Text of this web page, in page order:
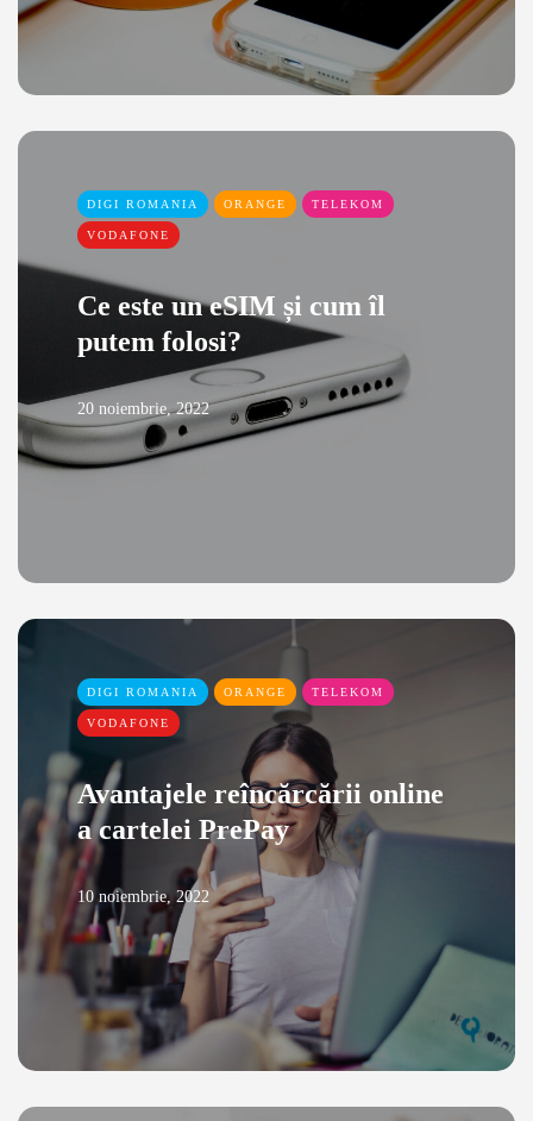
DIGI ROMANIA ORANGE TELEKOM
VODAFONE
Ce este un eSIM și cum îl
putem folosi?
20 noiembrie, 2022
DIGI ROMANIA ORANGE TELEKOM
VODAFONE
Avantajele reîncărcării online
a cartelei PrePay
10 noiembrie, 2022